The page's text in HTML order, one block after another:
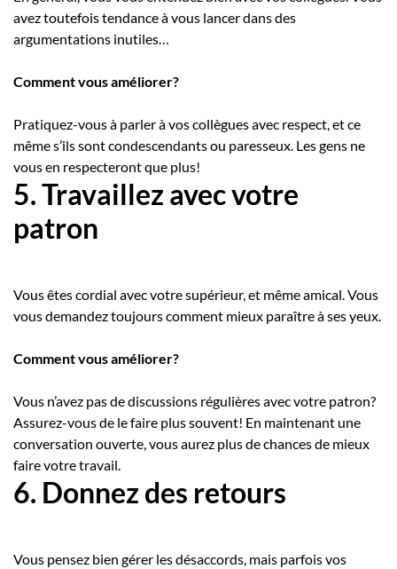
avez toutefois tendance à vous lancer dans des
argumentations inutiles…
Comment vous améliorer?
Pratiquez-vous à parler à vos collègues avec respect, et ce
même s’ils sont condescendants ou paresseux. Les gens ne
vous en respecteront que plus!
5. Travaillez avec votre
patron
Vous êtes cordial avec votre supérieur, et même amical. Vous
vous demandez toujours comment mieux paraître à ses yeux.
Comment vous améliorer?
Vous n’avez pas de discussions régulières avec votre patron?
Assurez-vous de le faire plus souvent! En maintenant une
conversation ouverte, vous aurez plus de chances de mieux
faire votre travail.
6. Donnez des retours
Vous pensez bien gérer les désaccords, mais parfois vos